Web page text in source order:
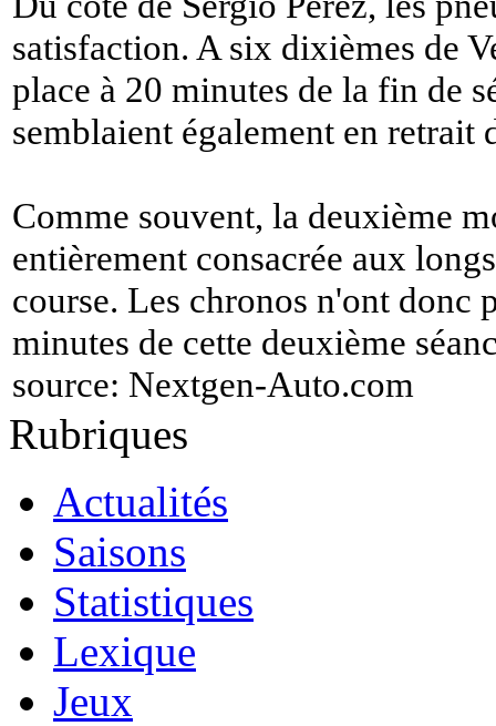
satisfaction. A six dixièmes de
place à 20 minutes de la fin de
semblaient également en retrait
Comme souvent, la deuxième
entièrement consacrée aux
course. Les chronos n'ont donc
minutes de cette deuxième
source: Nextgen-Auto.com
Rubriques
Actualités
Saisons
Statistiques
Lexique
Jeux